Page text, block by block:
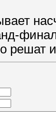
решат